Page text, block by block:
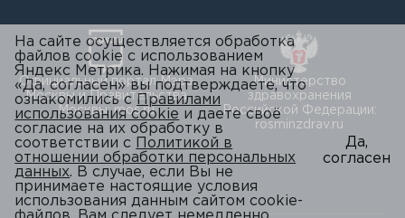
Официальный портал Мэра
Москвы и Правительства
Москвы: mos.ru
Министерство
здравохранения
Российской Федерации:
rosminzdrav.ru
Залилова Ольга Константиновна
Зародова Алёна Сергеевна
Захарова Светлана Валерьевна
Звягинцева Оксана Юрьевна
Зонова Жанна Евгеньевна
На сайте осуществляется обработка
файлов cookie с использованием
Яндекс Метрика. Нажимая на кнопку
«Да, согласен» вы подтверждаете, что
ознакомились с Правилами
использования cookie и даете своё
согласие на их обработку в
соответствии с
Политикой в
отношении обработки персональных
данных. В случае, если Вы не
принимаете настоящие условия
использования данным сайтом cookie-
Да,
согласен